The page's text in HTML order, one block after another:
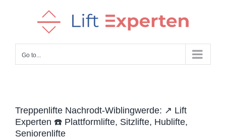
Go to...
Treppenlifte Nachrodt-Wiblingwerde: ↗️ Lift
Experten ☎️ Plattformlifte, Sitzlifte, Hublifte,
Seniorenlifte